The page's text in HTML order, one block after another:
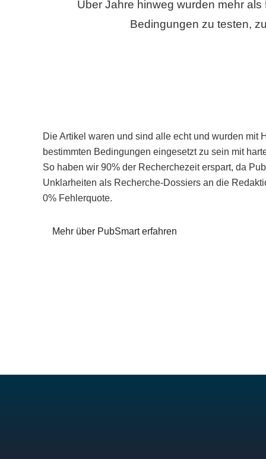
Über Jahre hinweg wurden mehr
Bedingungen zu testen,
Die Artikel waren und sind alle echt und wurden mit
bestimmten Bedingungen eingesetzt zu sein mit
So haben wir 90% der Recherchezeit erspart, da
Unklarheiten als Recherche-Dossiers an die
0% Fehlerquote.
Mehr über PubSmart erfahren